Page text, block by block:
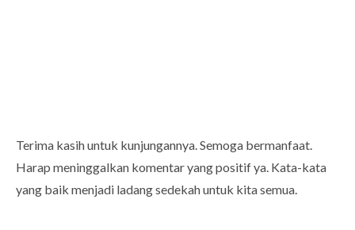
Terima kasih untuk kunjungannya. Semoga bermanfaat.
Harap meninggalkan komentar yang positif ya. Kata-kata
yang baik menjadi ladang sedekah untuk kita semua.